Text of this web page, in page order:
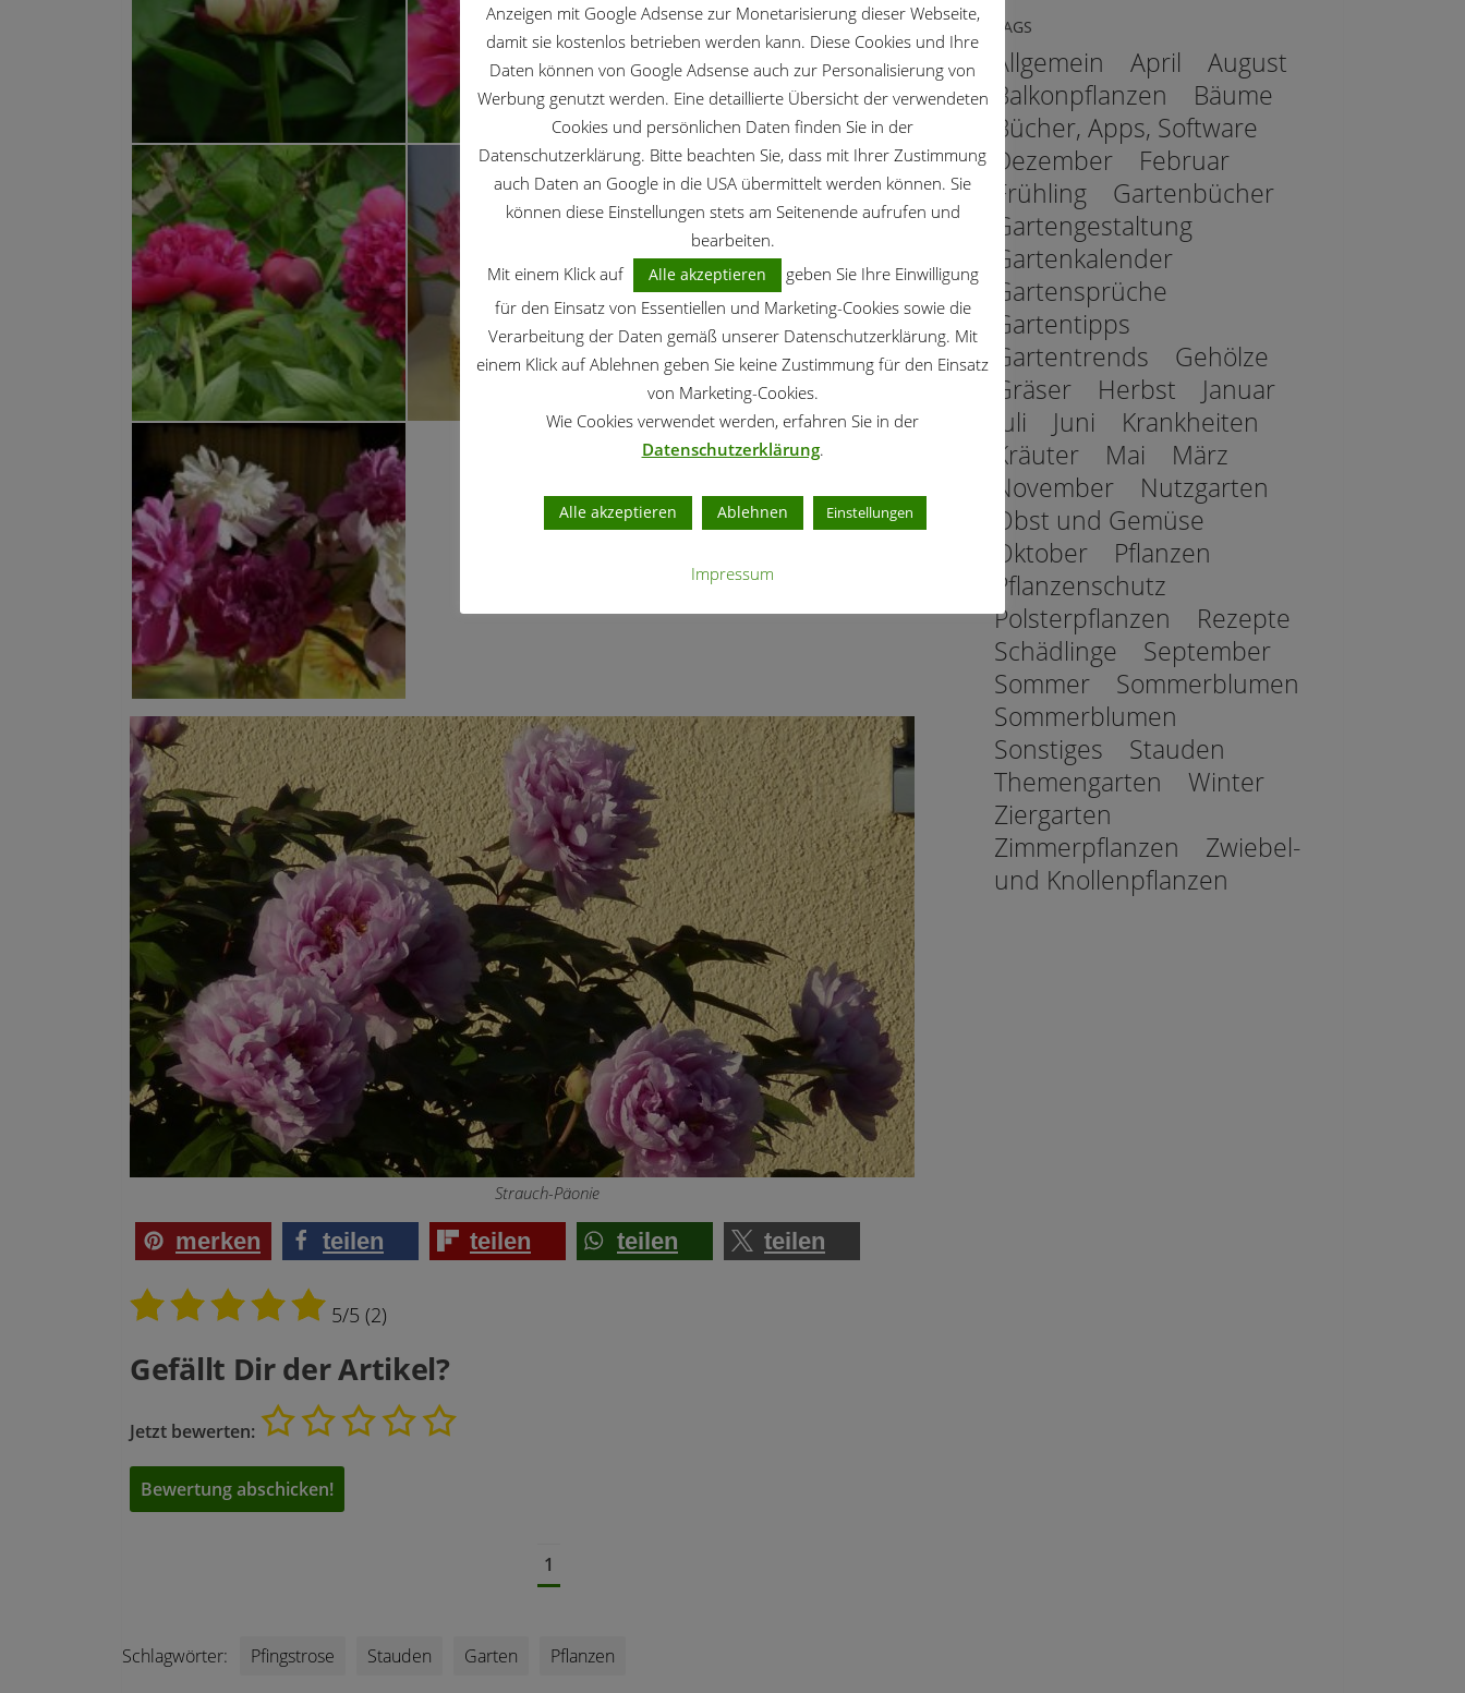
weiße Pfingstrose
Pfingstrosen weiße Pfingstrose
Pfingstrosenstrauß
Strauch-Päonie
merken teilen teilen teilen teilen
5/5 (2)
Gefällt Dir der Artikel?
Jetzt bewerten:
1
Schlagwörter: Pfingstrose Stauden Garten Pflanzen
TAGS
Allgemein April
August
Balkonpflanzen
Bäume
Bücher, Apps, Software
Dezember
Februar
Frühling
Gartenbücher
Gartengestaltung
Gartenkalender
Gartensprüche
Gartentipps
Gartentrends
Gehölze
Gräser
Herbst
Januar
Juli
Juni
Krankheiten
Kräuter
Mai
März
November
Nutzgarten
Obst und Gemüse
Oktober
Pflanzen
Pflanzenschutz
Polsterpflanzen
Rezepte
Schädlinge
September
Sommer
Sommerblumen
Sommerblumen
Sonstiges
Stauden
Themengarten
Winter
Ziergarten
Zimmerpflanzen
Zwiebel-
und Knollenpflanzen
Anzeigen mit Google Adsense zur Monetarisierung dieser Webseite,
damit sie kostenlos betrieben werden kann. Diese Cookies und Ihre
Daten können von Google Adsense auch zur Personalisierung von
Werbung genutzt werden. Eine detaillierte Übersicht der verwendeten
Cookies und persönlichen Daten finden Sie in der
Datenschutzerklärung. Bitte beachten Sie, dass mit Ihrer Zustimmung
auch Daten an Google in die USA übermittelt werden können. Sie
können diese Einstellungen stets am Seitenende aufrufen und
bearbeiten.
Mit einem Klick auf
Alle akzeptieren
geben Sie Ihre Einwilligung
für den Einsatz von Essentiellen und Marketing-Cookies sowie die
Verarbeitung der Daten gemäß unserer Datenschutzerklärung. Mit
einem Klick auf Ablehnen geben Sie keine Zustimmung für den Einsatz
von Marketing-Cookies.
Wie Cookies verwendet werden, erfahren Sie in der
Datenschutzerklärung.
Alle akzeptieren Ablehnen Einstellungen
Impressum